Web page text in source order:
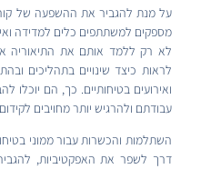
על מנת להגביר את ההשפעה של
מספקים למשתתפים כלים למדידה
לא רק ללמד אותם את התיאוריה
לראות כיצד שינויים בתהליכים
ואירועים בטיחותיים. כך, הם יוכלו
עבודתם ולהרגיש יותר מחויבים
השתלמות והכשרות עבור ממוני
דרך לשפר את האפקטיביות,